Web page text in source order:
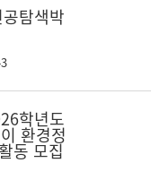
탐색박
학년도
환경정
동 모집